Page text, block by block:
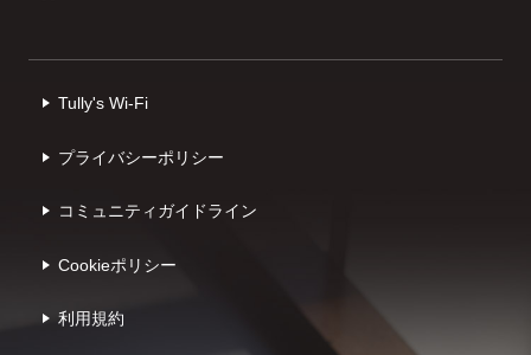
Tully's Wi-Fi
プライバシーポリシー
コミュニティガイドライン
Cookieポリシー
利⽤規約